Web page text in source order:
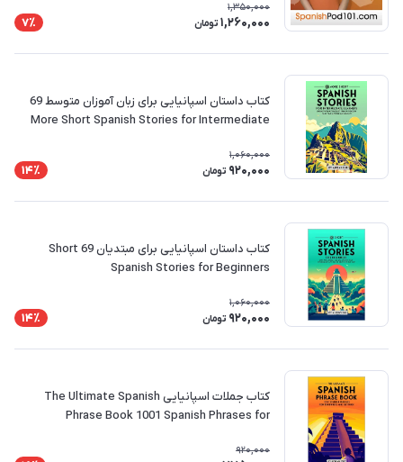
1,350,000
1,260,000 تومان 7٪
کتاب داستان اسپانیایی برای زبان آموزان متوسط 69
More Short Spanish Stories for Intermediate
1,060,000
920,000 تومان 14٪
کتاب داستان اسپانیایی برای مبتدیان 69 Short
Spanish Stories for Beginners
1,060,000
920,000 تومان 14٪
کتاب جملات اسپانیایی The Ultimate Spanish
Phrase Book 1001 Spanish Phrases for
920,000